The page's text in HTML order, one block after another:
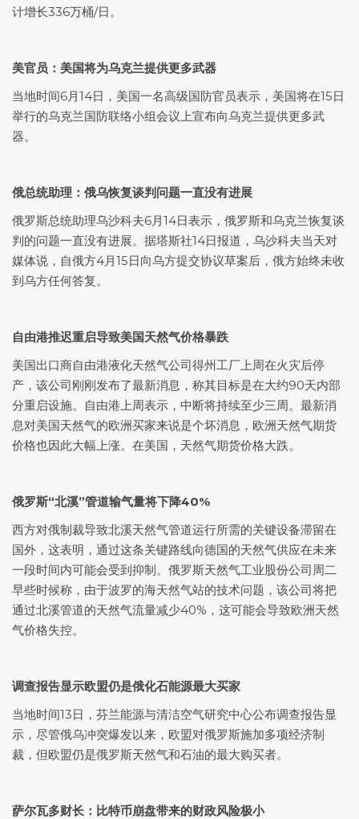
计增长336万桶/日。
美官员：美国将为乌克兰提供更多武器
当地时间6月14日，美国一名高级国防官员表示，美国将在15日
举行的乌克兰国防联络小组会议上宣布向乌克兰提供更多武
器。
俄总统助理：俄乌恢复谈判问题一直没有进展
俄罗斯总统助理乌沙科夫6月14日表示，俄罗斯和乌克兰恢复谈
判的问题一直没有进展。据塔斯社14日报道，乌沙科夫当天对
媒体说，自俄方4月15日向乌方提交协议草案后，俄方始终未收
到乌方任何答复。
自由港推迟重启导致美国天然气价格暴跌
美国出口商自由港液化天然气公司得州工厂上周在火灾后停
产，该公司刚刚发布了最新消息，称其目标是在大约90天内部
分重启设施。自由港上周表示，中断将持续至少三周。最新消
息对美国天然气的欧洲买家来说是个坏消息，欧洲天然气期货
价格也因此大幅上涨。在美国，天然气期货价格大跌。
俄罗斯“北溪”管道输气量将下降40%
西方对俄制裁导致北溪天然气管道运行所需的关键设备滞留在
国外，这表明，通过这条关键路线向德国的天然气供应在未来
一段时间内可能会受到抑制。俄罗斯天然气工业股份公司周二
早些时候称，由于波罗的海天然气站的技术问题，该公司将把
通过北溪管道的天然气流量减少40%，这可能会导致欧洲天然
气价格失控。
调查报告显示欧盟仍是俄化石能源最大买家
当地时间13日，芬兰能源与清洁空气研究中心公布调查报告显
示，尽管俄乌冲突爆发以来，欧盟对俄罗斯施加多项经济制
裁，但欧盟仍是俄罗斯天然气和石油的最大购买者。
萨尔瓦多财长：比特币崩盘带来的财政风险极小